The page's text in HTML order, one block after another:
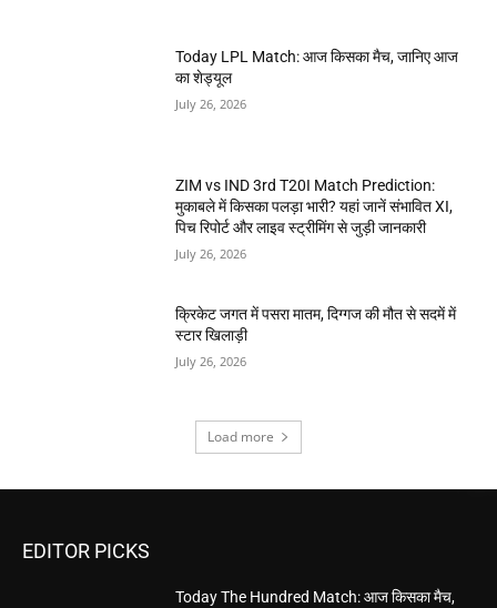
Today LPL Match: आज किसका मैच, जानिए आज
का शेड्यूल
July 26, 2026
ZIM vs IND 3rd T20I Match Prediction:
मुकाबले में किसका पलड़ा भारी? यहां जानें संभावित XI,
पिच रिपोर्ट और लाइव स्ट्रीमिंग से जुड़ी जानकारी
July 26, 2026
क्रिकेट जगत में पसरा मातम, दिग्गज की मौत से सदमें में
स्टार खिलाड़ी
July 26, 2026
Load more
EDITOR PICKS
Today The Hundred Match: आज किसका मैच,